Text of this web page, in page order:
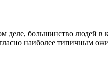
большинство людей в
наиболее